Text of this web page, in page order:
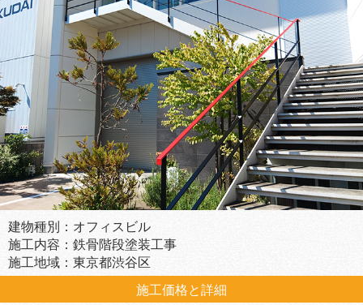
建物種別：オフィスビル
施工内容：鉄骨階段塗装工事
施工地域：東京都渋谷区
施工価格と詳細